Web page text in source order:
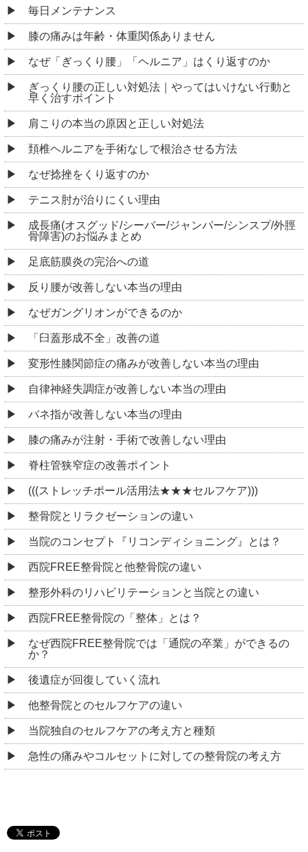
毎日メンテナンス
膝の痛みは年齢・体重関係ありません
なぜ「ぎっくり腰」「ヘルニア」はくり返すのか
ぎっくり腰の正しい対処法｜やってはいけない行動と
早く治すポイント
肩こりの本当の原因と正しい対処法
頚椎ヘルニアを手術なしで根治させる方法
なぜ捻挫をくり返すのか
テニス肘が治りにくい理由
成長痛(オスグッド/シーバー/ジャンパー/シンスプ/外脛
骨障害)のお悩みまとめ
足底筋膜炎の完治への道
反り腰が改善しない本当の理由
なぜガングリオンができるのか
「臼蓋形成不全」改善の道
変形性膝関節症の痛みが改善しない本当の理由
自律神経失調症が改善しない本当の理由
バネ指が改善しない本当の理由
膝の痛みが注射・手術で改善しない理由
脊柱管狭窄症の改善ポイント
(((ストレッチポール活用法★★★セルフケア)))
整骨院とリラクゼーションの違い
当院のコンセプト『リコンディショニング』とは？
西院FREE整骨院と他整骨院の違い
整形外科のリハビリテーションと当院との違い
西院FREE整骨院の「整体」とは？
なぜ西院FREE整骨院では「通院の卒業」ができるの
か？
後遺症が回復していく流れ
他整骨院とのセルフケアの違い
当院独自のセルフケアの考え方と種類
急性の痛みやコルセットに対しての整骨院の考え方